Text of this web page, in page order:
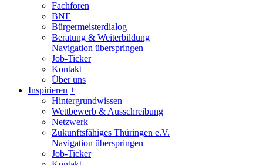
Fachforen
BNE
Bürgermeisterdialog
Beratung & Weiterbildung
Navigation überspringen
Job-Ticker
Kontakt
Über uns
Inspirieren +
Hintergrundwissen
Wettbewerb & Ausschreibung
Netzwerk
Zukunftsfähiges Thüringen e.V.
Navigation überspringen
Job-Ticker